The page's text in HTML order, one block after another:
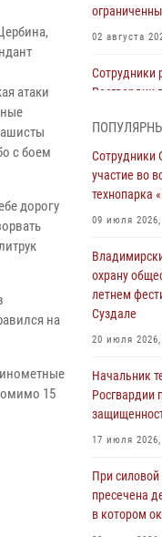
атаки
с боем
дорогу
на
15
02 августа
Сотрудники
Росгвардии
Владимира
29 июля
пресечена
в котором
28 июля
Во
детском
27 июля 2026,
летнем
20 июля
Сотрудники
участие во
технопарка
09 июля 2026,
охрану
летнем
Суздале
20 июля 2026,
Начальник
Росгвардии
17 июля
При
пресечена
в котором